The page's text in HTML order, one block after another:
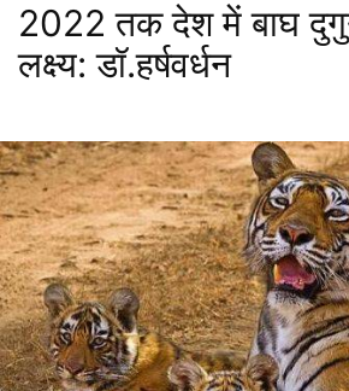
2022 तक देश में बाघ
लक्ष्य: डॉ.हर्षवर्धन